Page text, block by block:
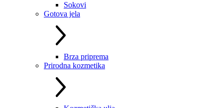
Sokovi
Gotova jela
Brza priprema
Prirodna kozmetika